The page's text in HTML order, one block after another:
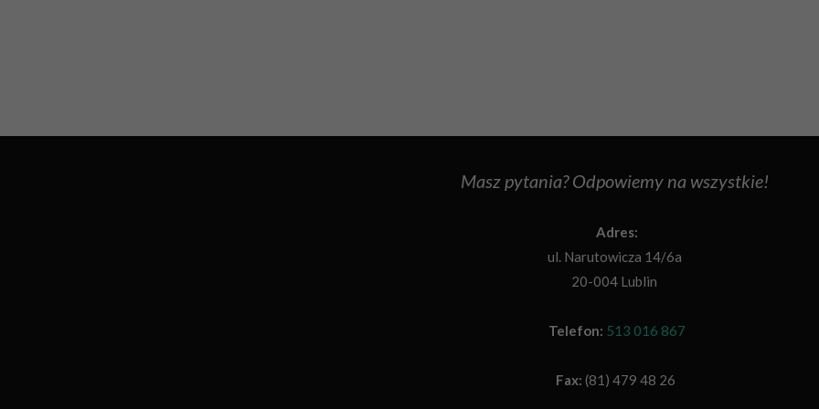
Masz pytania? Odpowiemy na wszystkie!
Adres:
ul. Narutowicza 14/6a
20-004 Lublin
Telefon: 513 016 867
Fax: (81) 479 48 26